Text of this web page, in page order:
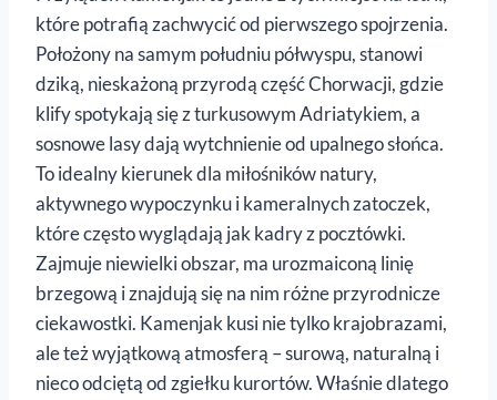
które potrafią zachwycić od pierwszego spojrzenia.
Położony na samym południu półwyspu, stanowi
dziką, nieskażoną przyrodą część Chorwacji, gdzie
klify spotykają się z turkusowym Adriatykiem, a
sosnowe lasy dają wytchnienie od upalnego słońca.
To idealny kierunek dla miłośników natury,
aktywnego wypoczynku i kameralnych zatoczek,
które często wyglądają jak kadry z pocztówki.
Zajmuje niewielki obszar, ma urozmaiconą linię
brzegową i znajdują się na nim różne przyrodnicze
ciekawostki. Kamenjak kusi nie tylko krajobrazami,
ale też wyjątkową atmosferą – surową, naturalną i
nieco odciętą od zgiełku kurortów. Właśnie dlatego